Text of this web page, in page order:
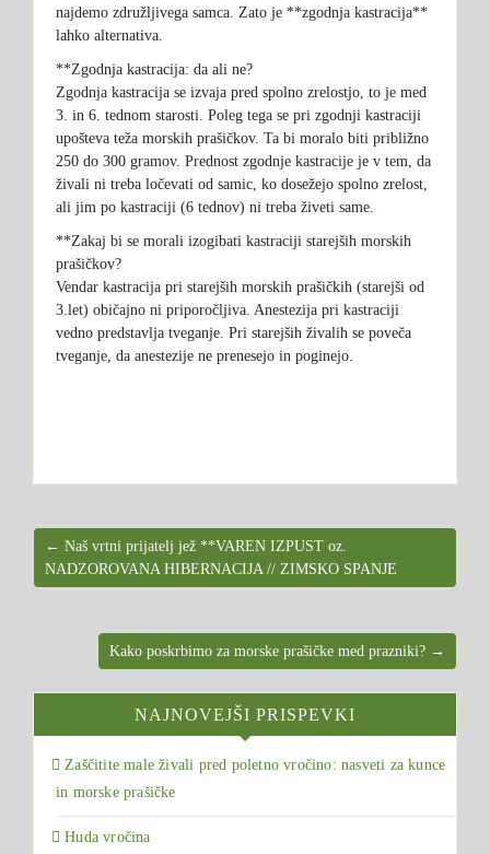
najdemo združljivega samca. Zato je **zgodnja kastracija**
lahko alternativa.
**Zgodnja kastracija: da ali ne?
Zgodnja kastracija se izvaja pred spolno zrelostjo, to je med
3. in 6. tednom starosti. Poleg tega se pri zgodnji kastraciji
upošteva teža morskih prašičkov. Ta bi moralo biti približno
250 do 300 gramov. Prednost zgodnje kastracije je v tem, da
živali ni treba ločevati od samic, ko dosežejo spolno zrelost,
ali jim po kastraciji (6 tednov) ni treba živeti same.
**Zakaj bi se morali izogibati kastraciji starejših morskih
prašičkov?
Vendar kastracija pri starejših morskih prašičkih (starejši od
3.let) običajno ni priporočljiva. Anestezija pri kastraciji
vedno predstavlja tveganje. Pri starejših živalih se poveča
tveganje, da anestezije ne prenesejo in poginejo.
← Naš vrtni prijatelj jež **VAREN IZPUST oz.
NADZOROVANA HIBERNACIJA // ZIMSKO SPANJE
Kako poskrbimo za morske prašičke med prazniki? →
NAJNOVEJŠI PRISPEVKI
Zaščitite male živali pred poletno vročino: nasveti za kunce
in morske prašičke
Huda vročina